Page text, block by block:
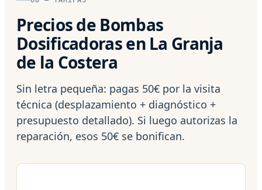
Precios de Bombas
Dosificadoras en La Granja
de la Costera
Sin letra pequeña: pagas 50€ por la visita
técnica (desplazamiento + diagnóstico +
presupuesto detallado). Si luego autorizas la
reparación, esos 50€ se bonifican.